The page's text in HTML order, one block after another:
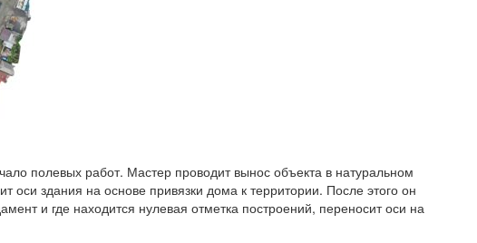
полевых работ. Мастер проводит вынос объекта в натуральном
здания на основе привязки дома к территории. После этого он
и где находится нулевая отметка построений, переносит оси на